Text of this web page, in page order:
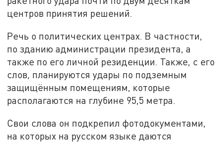
центров принятия решений.
Речь о политических центрах. В частности,
по зданию администрации президента, а
также по его личной резиденции. Также, с его
слов, планируются удары по подземным
защищённым помещениям, которые
располагаются на глубине 95,5 метра.
Свои слова он подкрепил фотодокументами,
на которых на русском языке даются